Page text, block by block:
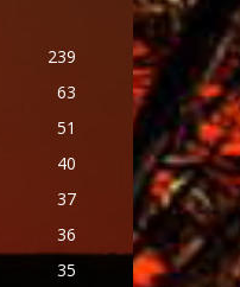
239
63
51
40
37
36
35